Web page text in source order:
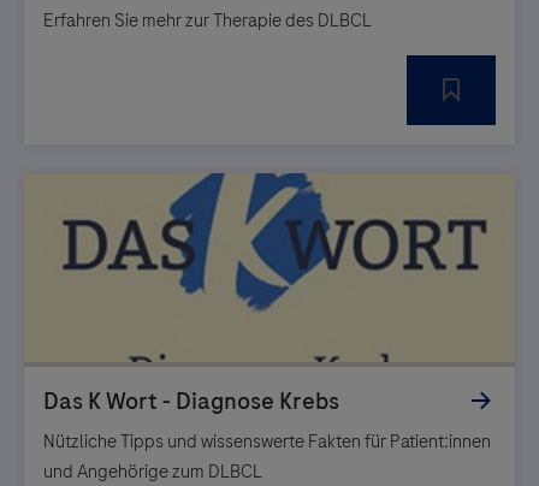
Erfahren Sie mehr zur Therapie des DLBCL
Nützliche Tipps und wissenswerte Fakten für Patient:innen
und Angehörige zum DLBCL